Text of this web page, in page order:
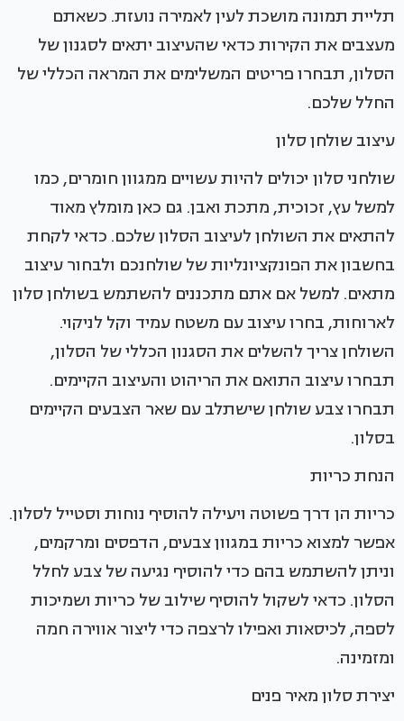
תליית תמונה מושכת לעין לאמירה נועזת. כשאתם
מעצבים את הקירות כדאי שהעיצוב יתאים לסגנון של
הסלון, תבחרו פריטים המשלימים את המראה הכללי של
החלל שלכם.
עיצוב שולחן סלון
שולחני סלון יכולים להיות עשויים ממגוון חומרים, כמו
למשל עץ, זכוכית, מתכת ואבן. גם כאן מומלץ מאוד
להתאים את השולחן לעיצוב הסלון שלכם. כדאי לקחת
בחשבון את הפונקציונליות של שולחנכם ולבחור עיצוב
מתאים. למשל אם אתם מתכננים להשתמש בשולחן סלון
לארוחות, בחרו עיצוב עם משטח עמיד וקל לניקוי.
השולחן צריך להשלים את הסגנון הכללי של הסלון,
תבחרו עיצוב התואם את הריהוט והעיצוב הקיימים.
תבחרו צבע שולחן שישתלב עם שאר הצבעים הקיימים
בסלון.
הנחת כריות
כריות הן דרך פשוטה ויעילה להוסיף נוחות וסטייל לסלון.
אפשר למצוא כריות במגוון צבעים, הדפסים ומרקמים,
וניתן להשתמש בהם כדי להוסיף נגיעה של צבע לחלל
הסלון. כדאי לשקול להוסיף שילוב של כריות ושמיכות
לספה, לכיסאות ואפילו לרצפה כדי ליצור אווירה חמה
ומזמינה.
יצירת סלון מאיר פנים